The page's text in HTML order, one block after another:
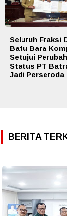
Seluruh Fraksi
Batu Bara
Setujui
Status PT
Jadi Perseroda
BERITA